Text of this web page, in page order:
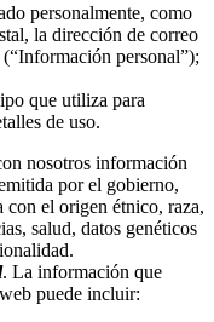
personalmente, como
la dirección de correo
personal”);
que utiliza para
de uso.
nosotros información
por el gobierno,
el origen étnico, raza,
salud, datos genéticos
. La información que
puede incluir: